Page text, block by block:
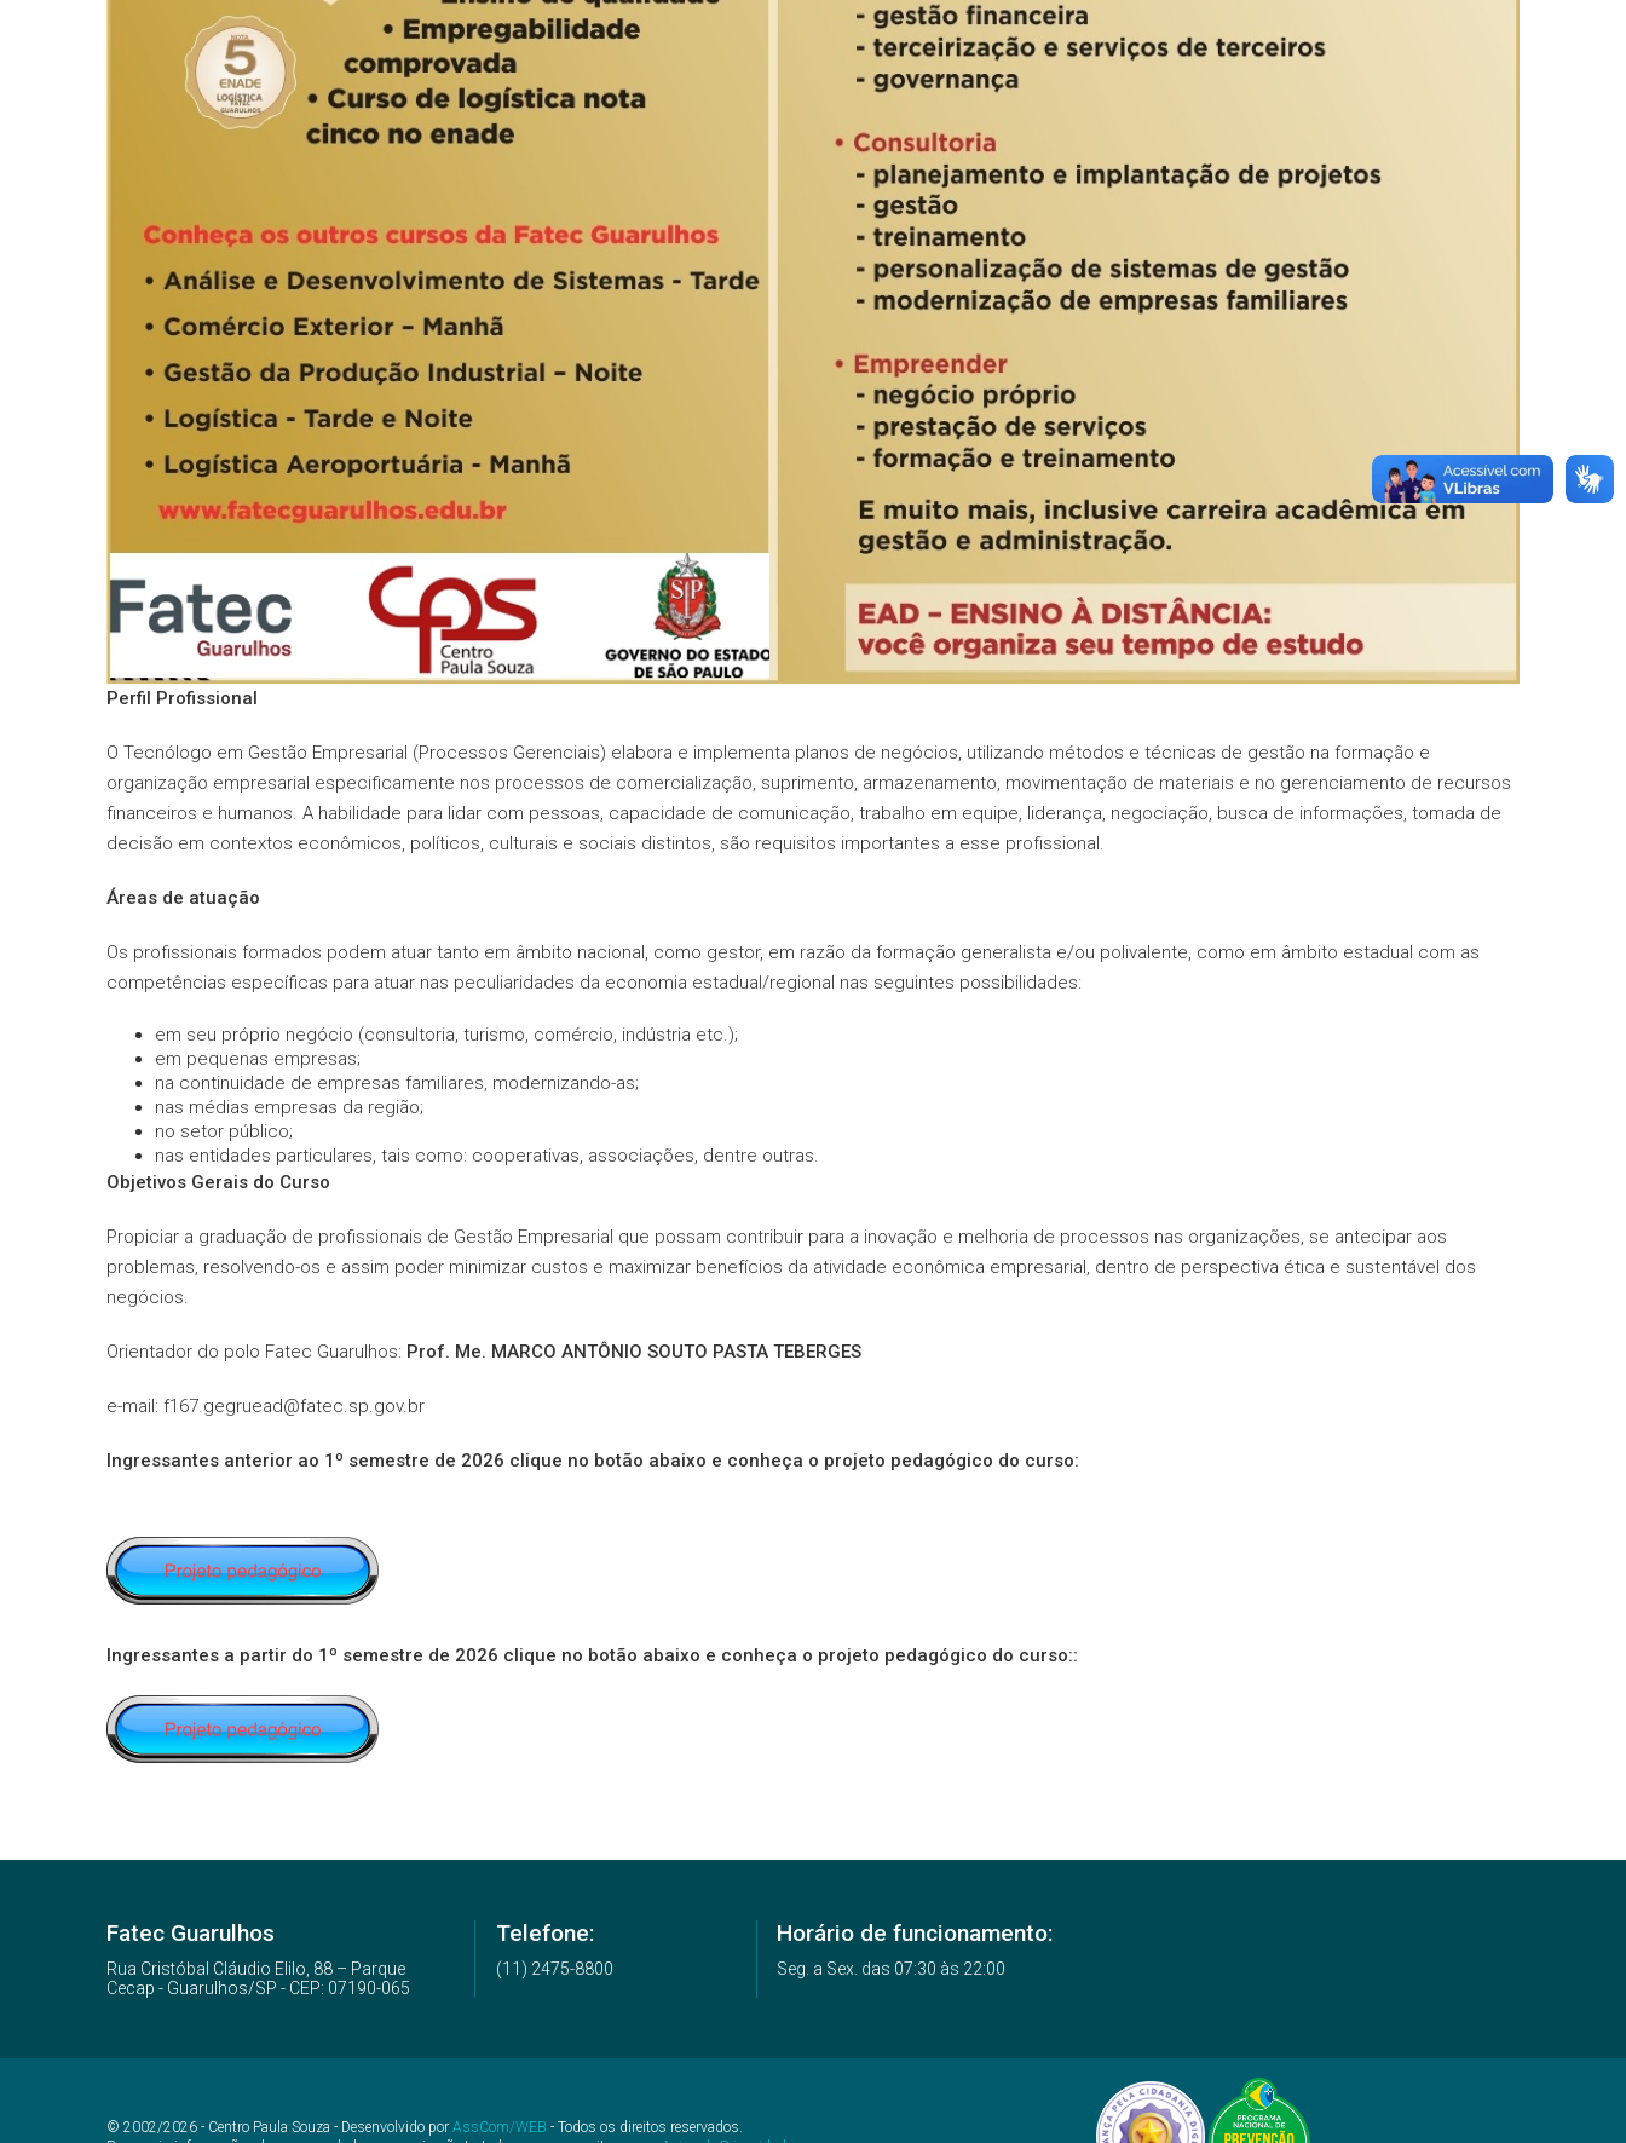
Perfil Profissional
O Tecnólogo em Gestão Empresarial (Processos Gerenciais) elabora e implementa planos de negócios, utilizando métodos e técnicas de gestão na formação e
organização empresarial especificamente nos processos de comercialização, suprimento, armazenamento, movimentação de materiais e no gerenciamento de recursos
financeiros e humanos. A habilidade para lidar com pessoas, capacidade de comunicação, trabalho em equipe, liderança, negociação, busca de informações, tomada de
decisão em contextos econômicos, políticos, culturais e sociais distintos, são requisitos importantes a esse profissional.
Áreas de atuação
Os profissionais formados podem atuar tanto em âmbito nacional, como gestor, em razão da formação generalista e/ou polivalente, como em âmbito estadual com as
competências específicas para atuar nas peculiaridades da economia estadual/regional nas seguintes possibilidades:
em seu próprio negócio (consultoria, turismo, comércio, indústria etc.);
em pequenas empresas;
na continuidade de empresas familiares, modernizando-as;
nas médias empresas da região;
no setor público;
nas entidades particulares, tais como: cooperativas, associações, dentre outras.
Objetivos Gerais do Curso
Propiciar a graduação de profissionais de Gestão Empresarial que possam contribuir para a inovação e melhoria de processos nas organizações, se antecipar aos
problemas, resolvendo-os e assim poder minimizar custos e maximizar benefícios da atividade econômica empresarial, dentro de perspectiva ética e sustentável dos
negócios.
Orientador do polo Fatec Guarulhos: Prof. Me. MARCO ANTÔNIO SOUTO PASTA TEBERGES
e-mail: f167.gegruead@fatec.sp.gov.br
Ingressantes anterior ao 1º semestre de 2026 clique no botão abaixo e conheça o projeto pedagógico do curso:
Ingressantes a partir do 1º semestre de 2026 clique no botão abaixo e conheça o projeto pedagógico do curso::
Fatec Guarulhos
Rua Cristóbal Cláudio Elilo, 88 – Parque
Cecap - Guarulhos/SP - CEP: 07190-065
Telefone:
(11) 2475-8800
Horário de funcionamento:
Seg. a Sex. das 07:30 às 22:00
© 2002/2026 - Centro Paula Souza - Desenvolvido por AssCom/WEB - Todos os direitos reservados.